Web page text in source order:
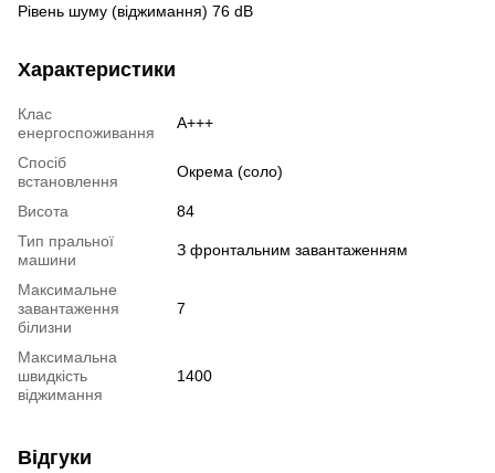
Рівень шуму (віджимання) 76 dB
Характеристики
Клас
енергоспоживання
A+++
Спосіб
встановлення
Окрема (соло)
Висота
84
Тип пральної
машини
З фронтальним завантаженням
Максимальне
завантаження
білизни
7
Максимальна
швидкість
віджимання
1400
Відгуки